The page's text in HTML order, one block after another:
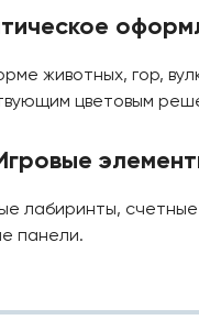
животных, гор,
цветовым
лабиринты,
панели.